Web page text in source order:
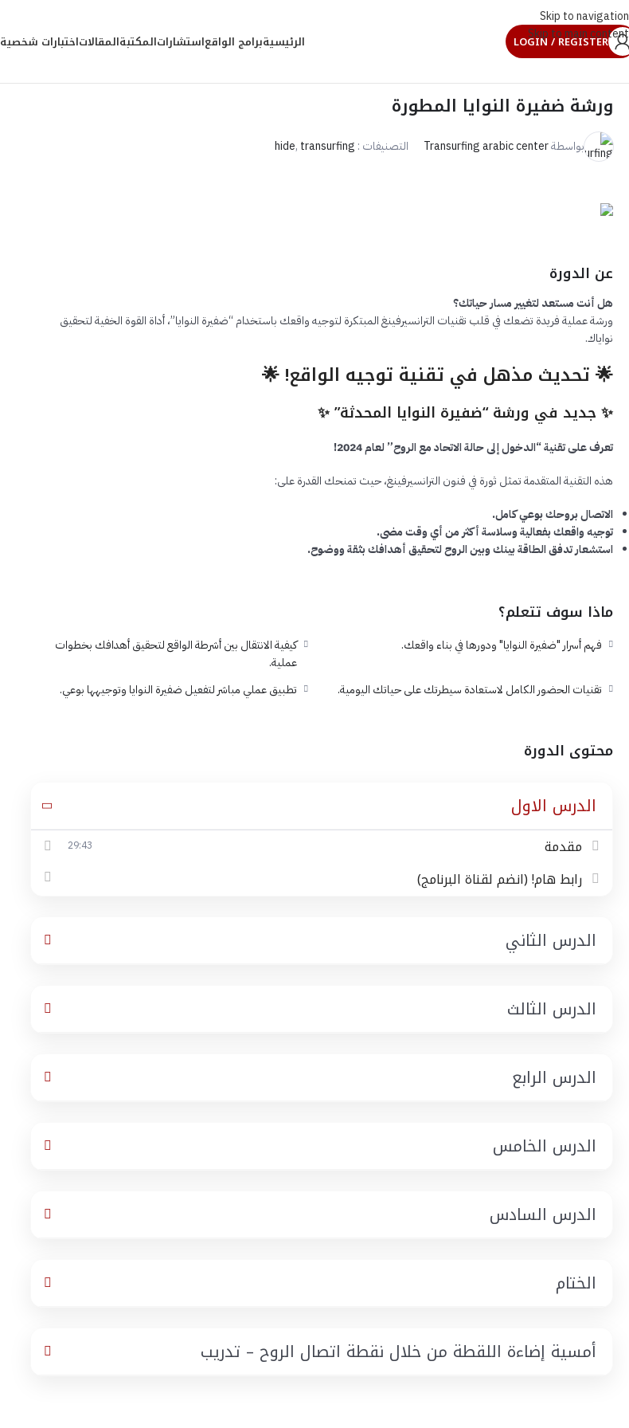
Skip to navigation
Skip to main content
LOGIN / REGISTER الرئيسيةبرامج الواقعاستشاراتالمكتبةالمقالاتاختبارات شخصية
ورشة ضفيرة النوايا المطورة
بواسطةTransurfing arabic center التصنيفات : hide, transurfing
عن الدورة
هل أنت مستعد لتغيير مسار حياتك؟
ورشة عملية فريدة تضعك في قلب تقنيات الترانسيرفينغ المبتكرة لتوجيه واقعك باستخدام “ضفيرة النوايا”، أداة القوة الخفية لتحقيق
نواياك.
🌟 تحديث مذهل في تقنية توجيه الواقع! 🌟
✨ جديد في ورشة “ضفيرة النوايا المحدثة” ✨
تعرف على تقنية “الدخول إلى حالة الاتحاد مع الروح” لعام 2024!
هذه التقنية المتقدمة تمثل ثورة في فنون الترانسيرفينغ، حيث تمنحك القدرة على:
الاتصال بروحك بوعي كامل.
توجيه واقعك بفعالية وسلاسة أكثر من أي وقت مضى.
استشعار تدفق الطاقة بينك وبين الروح لتحقيق أهدافك بثقة ووضوح.
ماذا سوف تتعلم؟
فهم أسرار "ضفيرة النوايا" ودورها في بناء واقعك.
كيفية الانتقال بين أشرطة الواقع لتحقيق أهدافك بخطوات
عملية.
تقنيات الحضور الكامل لاستعادة سيطرتك على حياتك اليومية.
تطبيق عملي مباشر لتفعيل ضفيرة النوايا وتوجيهها بوعي.
محتوى الدورة
الدرس الاول
مقدمة 29:43
رابط هام! (انضم لقناة البرنامج)
الدرس الثاني
الدرس الثالث
الدرس الرابع
الدرس الخامس
الدرس السادس
الختام
أمسية إضاءة اللقطة من خلال نقطة اتصال الروح – تدريب